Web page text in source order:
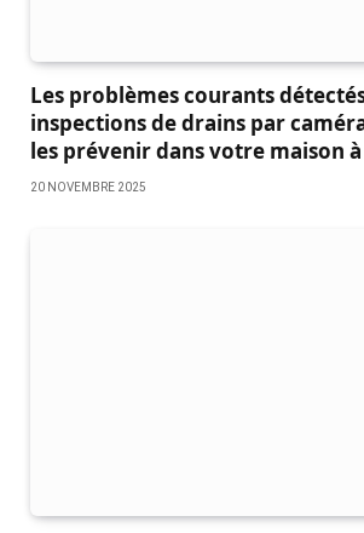
Les problèmes courants
inspections de drains par
les prévenir dans votre maison
20 NOVEMBRE 2025